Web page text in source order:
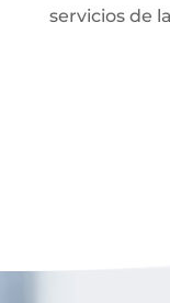
servicios de